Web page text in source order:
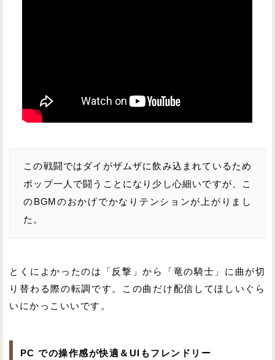
この戦闘ではダイがザムザに飲み込まれているため
ポップ一人で闘うことになり少し心細いですが、こ
のBGMのおかげでかなりテンションが上がりまし
た。
とくによかったのは「反撃」から「竜の騎士」に曲が切
り替わる際の転調です。この曲だけ配信してほしいぐら
いにかっこいいです。
PC での操作感が快適＆UIもフレンドリー